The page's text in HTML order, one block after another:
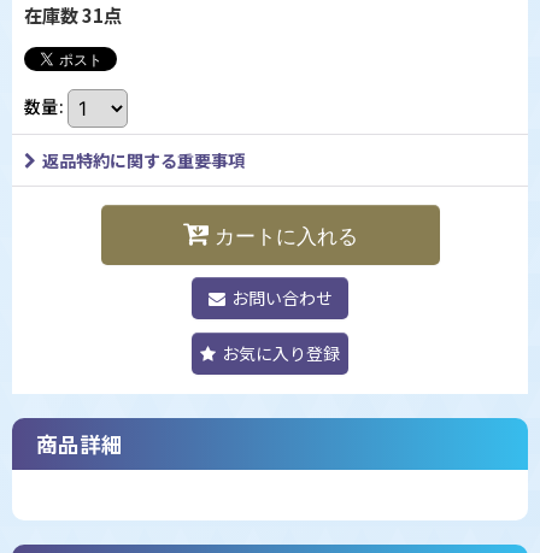
在庫数 31点
数量:
返品特約に関する重要事項
カートに入れる
お問い合わせ
お気に入り登録
商品詳細